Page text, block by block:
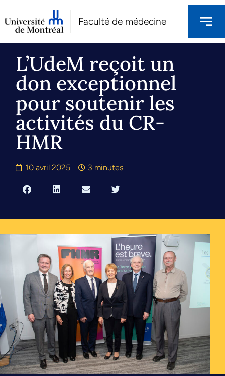
Faculté de médecine
L’UdeM reçoit un
don exceptionnel
pour soutenir les
activités du CR-
HMR
10 avril 2025 3 minutes